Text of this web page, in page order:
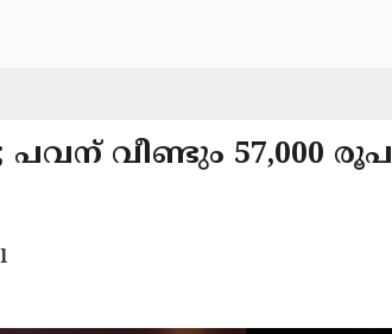
വീണ്ടും 57,000 രൂപ